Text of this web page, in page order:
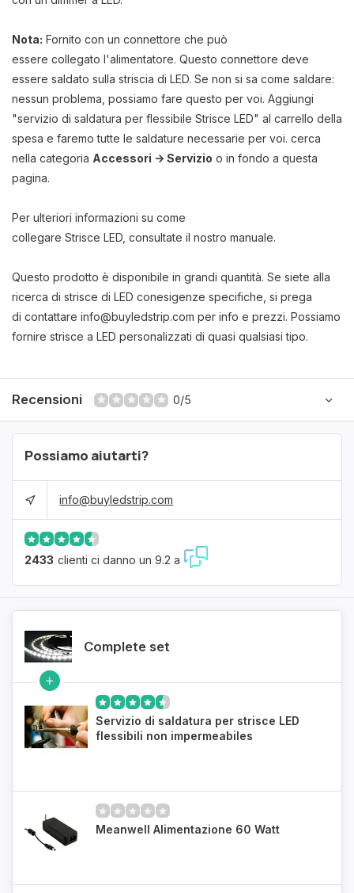
Nota: Fornito con un connettore che può
essere collegato l'alimentatore. Questo connettore deve
essere saldato sulla striscia di LED. Se non si sa come saldare:
nessun problema, possiamo fare questo per voi. Aggiungi
"servizio di saldatura per flessibile Strisce LED" al carrello della
spesa e faremo tutte le saldature necessarie per voi. cerca
nella categoria Accessori -> Servizio o in fondo a questa
pagina.
Per ulteriori informazioni su come
collegare Strisce LED, consultate il nostro manuale.
Questo prodotto è disponibile in grandi quantità. Se siete alla
ricerca di strisce di LED conesigenze specifiche, si prega
di contattare info@buyledstrip.com per info e prezzi. Possiamo
fornire strisce a LED personalizzati di quasi qualsiasi tipo.
Recensioni 0/5
Possiamo aiutarti?
info@buyledstrip.com
2433 clienti ci danno un 9.2 a
Complete set
Servizio di saldatura per strisce LED
flessibili non impermeabiles
Meanwell Alimentazione 60 Watt